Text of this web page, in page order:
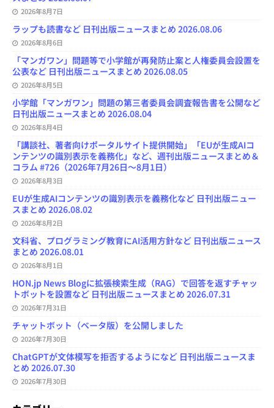
n
2026年8月7日
ラップも読書など 日刊出版ニュースまとめ 2026.08.06
2026年8月6日
「マンガワン」問題等で小学館が再発防止案と人権委員会設置を
公表など 日刊出版ニュースまとめ 2026.08.05
2026年8月5日
小学館「マンガワン」問題の第三者委員会調査報告書を公開など
日刊出版ニュースまとめ 2026.08.04
2026年8月4日
「講談社、著者向けポータルサイト提供開始」「EUが生成AIコ
ンテンツの識別表示を義務化」など、週刊出版ニュースまとめ＆
コラム #726（2026年7月26日～8月1日）
2026年8月3日
EUが生成AIコンテンツの識別表示を義務化など 日刊出版ニュー
スまとめ 2026.08.02
2026年8月2日
文科省、プログラミング教育にAI活用方針など 日刊出版ニュース
まとめ 2026.08.01
2026年8月1日
HON.jp News Blogに拡張検索生成（RAG）で回答を返すチャッ
トボットを設置など 日刊出版ニュースまとめ 2026.07.31
2026年7月31日
チャットボット（ベータ版）を公開しました
2026年7月30日
ChatGPTが文体模写を拒否するようになど 日刊出版ニュースま
とめ 2026.07.30
2026年7月30日